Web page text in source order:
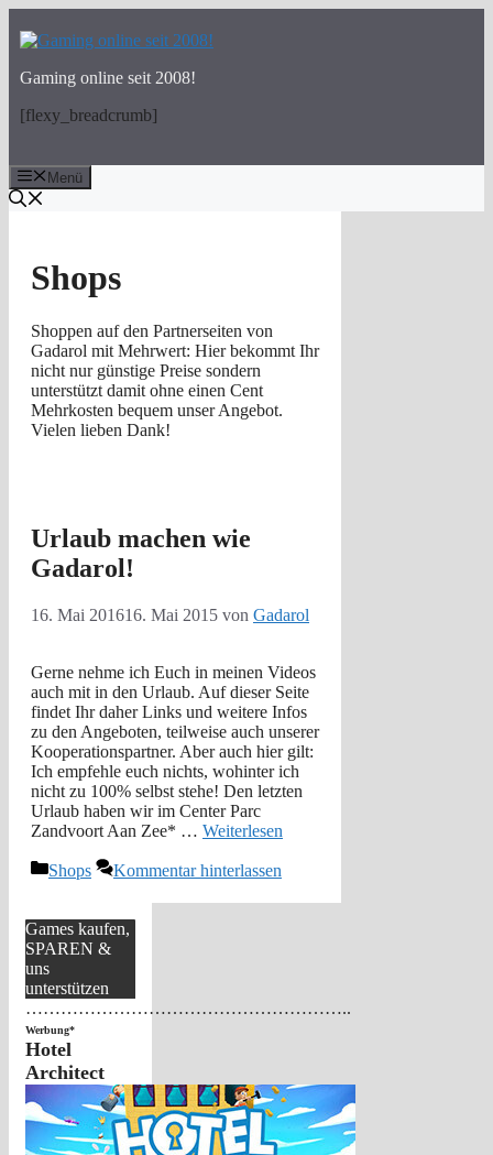
Inhalt
Gaming online seit 2008!
[flexy_breadcrumb]
Menü
Shops
Shoppen auf den Partnerseiten von
Gadarol mit Mehrwert: Hier bekommt Ihr
nicht nur günstige Preise sondern
unterstützt damit ohne einen Cent
Mehrkosten bequem unser Angebot.
Vielen lieben Dank!
Urlaub machen wie
Gadarol!
16. Mai 201616. Mai 2015 von Gadarol
Gerne nehme ich Euch in meinen Videos
auch mit in den Urlaub. Auf dieser Seite
findet Ihr daher Links und weitere Infos
zu den Angeboten, teilweise auch unserer
Kooperationspartner. Aber auch hier gilt:
Ich empfehle euch nichts, wohinter ich
nicht zu 100% selbst stehe! Den letzten
Urlaub haben wir im Center Parc
Zandvoort Aan Zee* … Weiterlesen
Kategorien
Shops Kommentar hinterlassen
Games kaufen,
SPAREN &
uns
unterstützen
………………………………………………..
Werbung*
Hotel
Architect